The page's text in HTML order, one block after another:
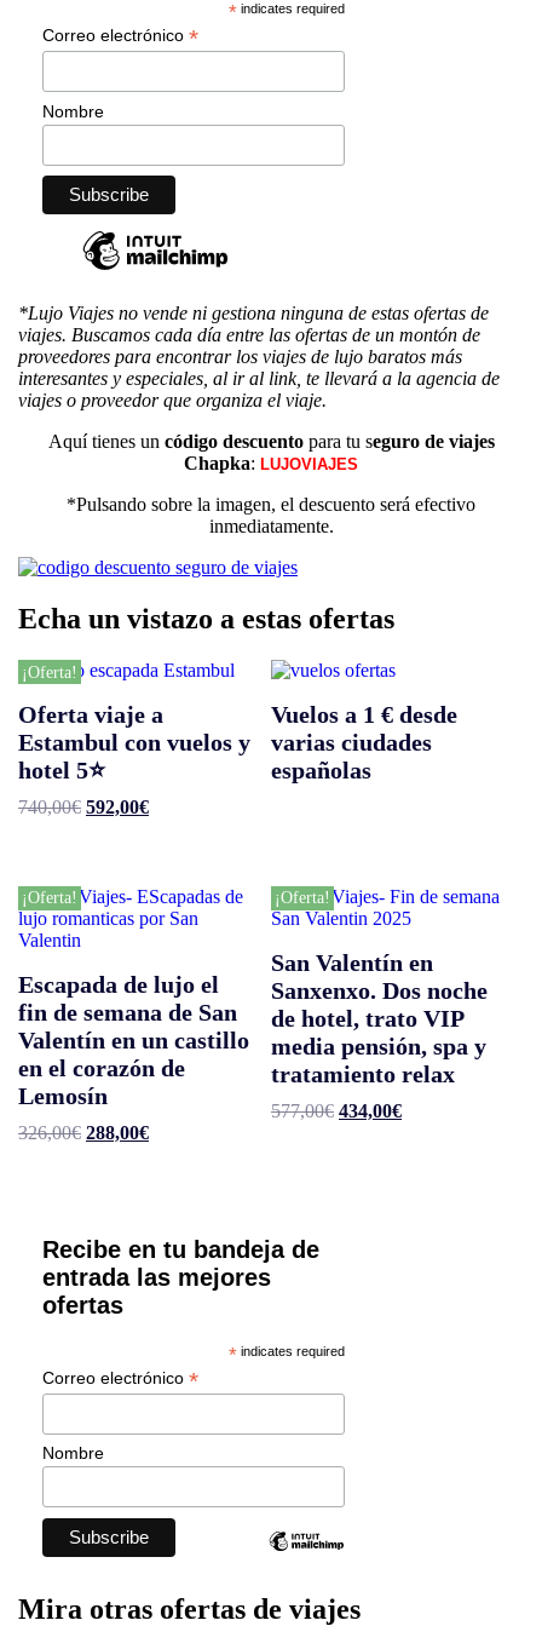
*indicates required
Correo electrónico *
Nombre
*Lujo Viajes no vende ni gestiona ninguna de estas ofertas de
viajes. Buscamos cada día entre las ofertas de un montón de
proveedores para encontrar los viajes de lujo baratos más
interesantes y especiales, al ir al link, te llevará a la agencia de
viajes o proveedor que organiza el viaje.
Aquí tienes un código descuentopara tu seguro de viajes
Chapka: LUJOVIAJES
*Pulsando sobre la imagen, el descuento será efectivo
inmediatamente.
Echa un vistazo a estas ofertas
¡Oferta!
Oferta viaje a
Estambul con vuelos y
hotel 5⭐️
740,00€ El
740,00€.
592,00€El
592,00€.
Vuelos a 1 € desde
varias ciudades
españolas
¡Oferta!
Escapada de lujo el
fin de semana de San
Valentín en un castillo
en el corazón de
Lemosín
326,00€ El
288,00€El
¡Oferta!
San Valentín en
Sanxenxo. Dos noche
de hotel, trato VIP
media pensión, spa y
tratamiento relax
577,00€ El
434,00€El
Recibe en tu bandeja de
entrada las mejores
ofertas
*indicates required
Correo electrónico *
Nombre
Mira otras ofertas de viajes